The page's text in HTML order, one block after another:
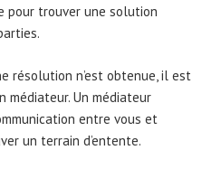
pour trouver une solution
résolution n’est obtenue, il est
médiateur. Un médiateur
entre vous et
un terrain d’entente.